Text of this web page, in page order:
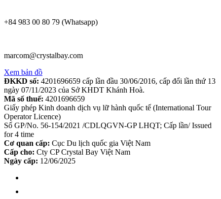
+84 983 00 80 79 (Whatsapp)
marcom@crystalbay.com
Xem bản đồ
ĐKKD số: 4201696659 cấp lần đầu 30/06/2016, cấp đổi lần thứ 13
ngày 07/11/2023 của Sở KHDT Khánh Hoà.
Mã số thuế: 4201696659
Giấy phép Kinh doanh dịch vụ lữ hành quốc tế (International Tour
Operator Licence)
Số GP/No. 56-154/2021 /CDLQGVN-GP LHQT; Cấp lần/ Issued
for 4 time
Cơ quan cấp: Cục Du lịch quốc gia Việt Nam
Cấp cho: Cty CP Crystal Bay Việt Nam
Ngày cấp: 12/06/2025